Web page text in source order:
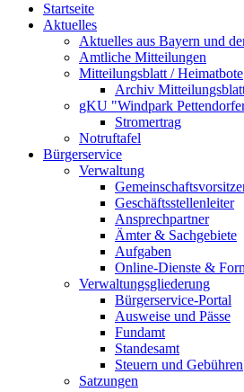
Startseite
Aktuelles
Aktuelles aus Bayern und
Amtliche Mitteilungen
Mitteilungsblatt / Heimatbote
Archiv
gKU "Windpark
Stromertrag
Notruftafel
Bürgerservice
Verwaltung
Geschäftsstellenleiter
Ansprechpartner
Ämter & Sachgebiete
Aufgaben
Online-Dienste &
Verwaltungsgliederung
Bürgerservice-Portal
Ausweise und Pässe
Fundamt
Standesamt
Steuern und Gebühren
Satzungen